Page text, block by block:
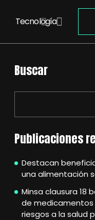
Tecnología
Buscar
Publicaciones
Destacan
una alimentación
Minsa clausura 18
de medicamentos
riesgos a la salud